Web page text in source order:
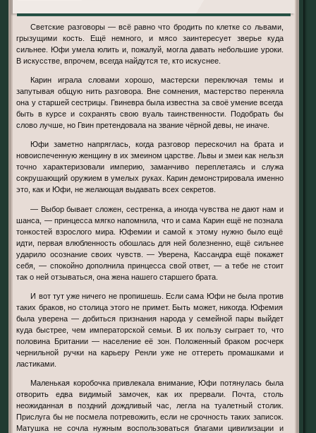
Светские разговоры — всё равно что бродить по клетке со львами,
грызущими кость. Ещё немного, и мясо заинтересует зверье куда
сильнее. Юфи умела юлить и, пожалуй, могла давать небольшие уроки.
В искусстве, впрочем, всегда найдутся те, кто искуснее.
Карин играла словами хорошо, мастерски переключая темы и
запутывая общую нить разговора. Вне сомнения, мастерство переняла
она у старшей сестрицы. Гвиневра была известна за своё умение всегда
быть в курсе и сохранять свою вуаль таинственности. Подобрать бы
слово лучше, но Гвин претендовала на звание чёрной девы, не иначе.
Юфи заметно напряглась, когда разговор перескочил на брата и
новоиспеченную женщину в их змеином царстве. Львы и змеи как нельзя
точно характеризовали империю, заманчиво переплетаясь и служа
сокрушающий оружием в умелых руках. Карин демонстрировала именно
это, как и Юфи, не желающая выдавать всех секретов.
— Выбор бывает сложен, сестренка, а иногда чувства не дают нам и
шанса, — принцесса мягко напомнила, что и сама Карин ещё не познала
тонкостей взрослого мира. Юфемии и самой к этому нужно было ещё
идти, первая влюбленность обошлась для ней болезненно, ещё сильнее
ударило осознание своих чувств. — Уверена, Кассандра ещё покажет
себя, — спокойно дополнила принцесса свой ответ, — а тебе не стоит
так о ней отзываться, она жена нашего старшего брата.
И вот тут уже ничего не пропишешь. Если сама Юфи не была против
таких браков, но столица этого не примет. Быть может, никогда. Юфемия
была уверена — добиться признания народа у семейной пары выйдет
куда быстрее, чем императорской семьи. В их пользу сыграет то, что
половина Британии — население её зон. Положенный браком росчерк
чернильной ручки на карьеру Ренли уже не оттереть промашками и
ластиками.
Маленькая коробочка привлекала внимание, Юфи потянулась была
отворить едва видимый замочек, как их прервали. Почта, столь
неожиданная в поздний дождливый час, легла на туалетный столик.
Прислуга бы не посмела потревожить, если не срочность таких записок.
Матушка не сочла нужным воспользоваться благами цивилизации и